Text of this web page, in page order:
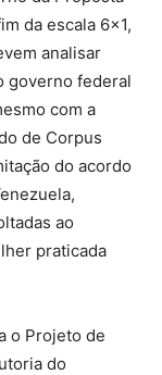
da escala 6×1,
analisar
governo federal
com a
de Corpus
do acordo
ao
praticada
o Projeto de
do